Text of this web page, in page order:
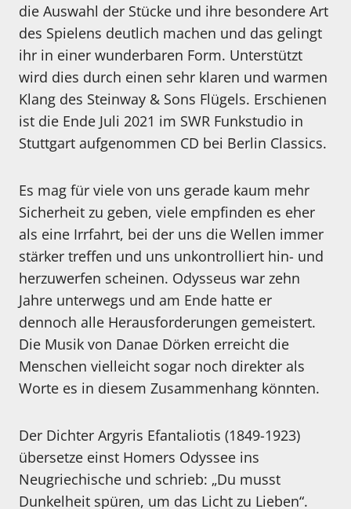
die Auswahl der Stücke und ihre besondere Art
des Spielens deutlich machen und das gelingt
ihr in einer wunderbaren Form. Unterstützt
wird dies durch einen sehr klaren und warmen
Klang des Steinway & Sons Flügels. Erschienen
ist die Ende Juli 2021 im SWR Funkstudio in
Stuttgart aufgenommen CD bei Berlin Classics.
Es mag für viele von uns gerade kaum mehr
Sicherheit zu geben, viele empfinden es eher
als eine Irrfahrt, bei der uns die Wellen immer
stärker treffen und uns unkontrolliert hin- und
herzuwerfen scheinen. Odysseus war zehn
Jahre unterwegs und am Ende hatte er
dennoch alle Herausforderungen gemeistert.
Die Musik von Danae Dörken erreicht die
Menschen vielleicht sogar noch direkter als
Worte es in diesem Zusammenhang könnten.
Der Dichter Argyris Efantaliotis (1849-1923)
übersetze einst Homers Odyssee ins
Neugriechische und schrieb: „Du musst
Dunkelheit spüren, um das Licht zu Lieben“.